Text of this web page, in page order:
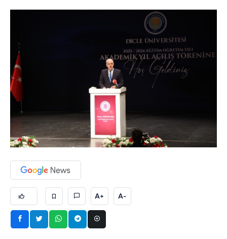
A+ A-